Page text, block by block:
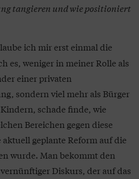
tangieren und wie positioniert
ich mir erst einmal die
es, weniger in meiner Rolle als
einer privaten
sondern viel mehr als Bürger
schade finde, wie
Bereichen gegen diese
geplante Reform auf die
wurde. Man bekommt den
Diskurs, der auf das